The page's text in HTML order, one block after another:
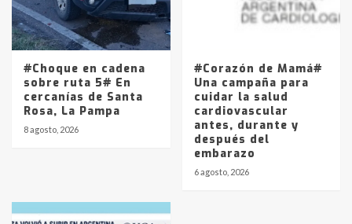
#Choque en cadena
sobre ruta 5# En
cercanías de Santa
Rosa, La Pampa
8 agosto, 2026
#Corazón de Mamá#
Una campaña para
cuidar la salud
cardiovascular
antes, durante y
después del
embarazo
6 agosto, 2026